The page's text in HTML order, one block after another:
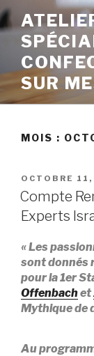
SUR
MOIS :
OCTOBRE
Compte
Experts
« Les
sont donnés
pour la 1er
Offenbachet
Mythique de
Au